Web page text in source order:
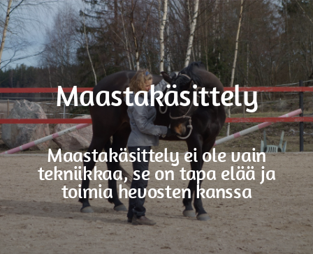
Valmennukset
Kurssikalenteri
Annika Schulman
Blogi
Maastakäsittely
Maastakäsittely ei ole vain
tekniikkaa, se on tapa elää ja
toimia hevosten kanssa